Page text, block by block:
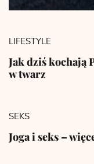
LIFESTYLE
Jak dziś kochają
w twarz
SEKS
Joga i seks –